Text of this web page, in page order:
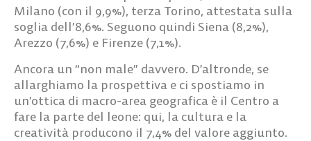
Milano (con il 9,9%), terza Torino, attestata sulla
soglia dell’8,6%. Seguono quindi Siena (8,2%),
Arezzo (7,6%) e Firenze (7,1%).
Ancora un “non male” davvero. D’altronde, se
allarghiamo la prospettiva e ci spostiamo in
un’ottica di macro-area geografica è il Centro a
fare la parte del leone: qui, la cultura e la
creatività producono il 7,4% del valore aggiunto.